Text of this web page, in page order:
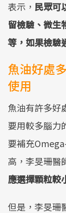
表示， 民眾可
留檢驗、微生
等，如果檢驗
魚油好處
使用
魚油有許多好
要用較多腦力
要補充
高，李旻珊醫
應選擇顆粒較
但是，李旻珊